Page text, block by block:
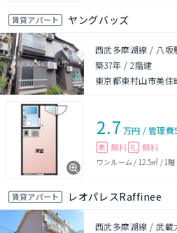
賃貸アパート ヤングバッズ
西武多摩湖線 / 八坂
築37年 /2階建
東京都東村山市美住
2.7 万円 /管理費
敷 無料 礼 無料
ワンルーム / 12.5㎡ / 1階
賃貸アパート レオパレスRaffinee
西武多摩湖線 / 武蔵